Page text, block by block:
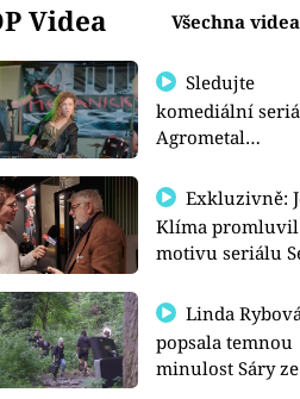
Videa Všechna videa
Sledujte
komediální
Agrometal
prima+
Exkluzivně: Josef
Klíma promluvil
motivu seriálu
Linda Rybová
popsala temnou
minulost Sáry ze